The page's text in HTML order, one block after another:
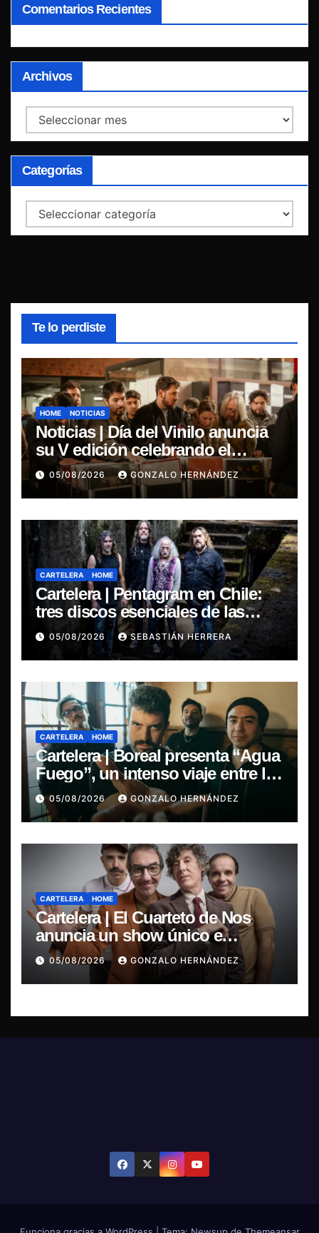
Comentarios Recientes
Archivos
Archivos
Categorías
Categorías
Te lo perdiste
HOME NOTICIAS
Noticias | Día del Vinilo anuncia
su V edición celebrando el
regreso del 7″ fabricado en Chile
05/08/2026 GONZALO HERNÁNDEZ
CARTELERA HOME
Cartelera | Pentagram en Chile:
tres discos esenciales de las
leyendas del doom
05/08/2026 SEBASTIÁN HERRERA
CARTELERA HOME
Cartelera | Boreal presenta “Agua
Fuego”, un intenso viaje entre la
pasión y la desilusión
05/08/2026 GONZALO HERNÁNDEZ
CARTELERA HOME
Cartelera | El Cuarteto de Nos
anuncia un show único e
irrepetible en el Movistar Arena
05/08/2026 GONZALO HERNÁNDEZ